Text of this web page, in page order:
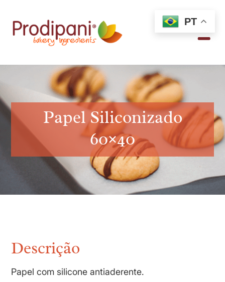
Papel Siliconizado
60×40
Descrição
Papel com silicone antiaderente.
PT